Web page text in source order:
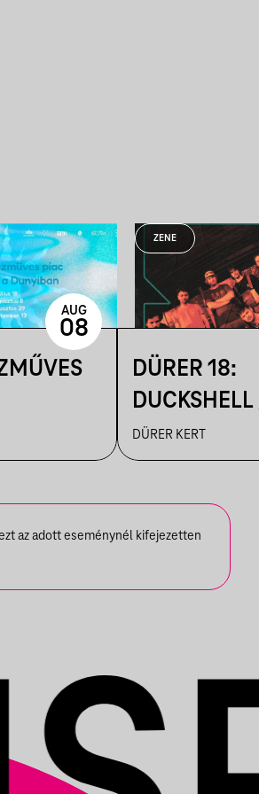
AUG
08
ZENE
DÜRER 18:
VENDÉG:
DÜRER KERT
az adott eseménynél kifejezetten